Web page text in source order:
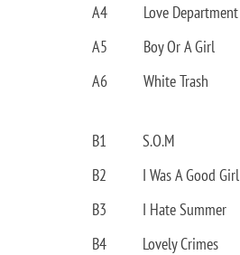
A4
Love Department
A5
Boy Or A Girl
A6
White Trash
B1
S.O.M
B2
I Was A Good Girl
B3
I Hate Summer
B4
Lovely Crimes